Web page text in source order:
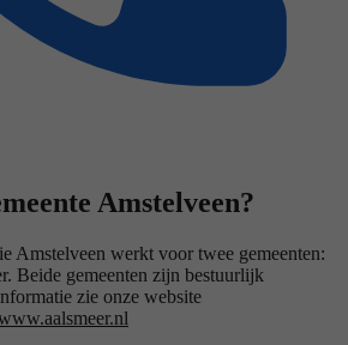
Amstelveen?
Amstelveen werkt voor twee gemeenten:
Beide gemeenten zijn bestuurlijk
zie onze website